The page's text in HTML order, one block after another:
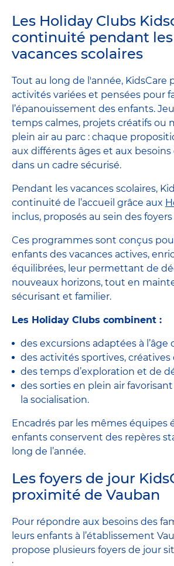
Les Holiday Clubs
continuité pendant les
vacances scolaires
Tout au long de l'année, KidsCare
activités variées et pensées pour
l’épanouissement des enfants.
temps calmes, projets créatifs ou
plein air au parc : chaque
aux différents âges et aux besoins
dans un cadre sécurisé.
Pendant les vacances scolaires,
continuité de l’accueil grâce aux
inclus, proposés au sein des
Ces programmes sont conçus
enfants des vacances actives,
équilibrées, leur permettant de
nouveaux horizons, tout en
sécurisant et familier.
Les Holiday Clubs combinent :
des excursions adaptées à l’âge
des activités sportives,
des temps d’exploration et de
des sorties en plein air
la socialisation.
Encadrés par les mêmes équipes
enfants conservent des repères
long de l’année.
Les foyers de jour
proximité de Vauban
Pour répondre aux besoins des
leurs enfants à l’établissement
propose plusieurs foyers de jour